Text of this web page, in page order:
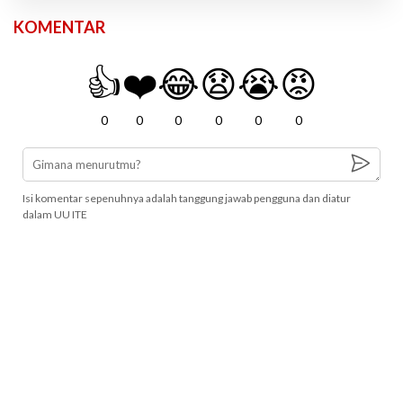
KOMENTAR
👍
0
❤️
0
😂
0
😧
0
😭
0
😡
0
Isi komentar sepenuhnya adalah tanggung jawab pengguna dan diatur
dalam UU ITE